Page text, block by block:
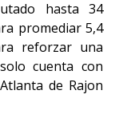
hasta 34
promediar 5,4
reforzar una
cuenta con
de Rajon